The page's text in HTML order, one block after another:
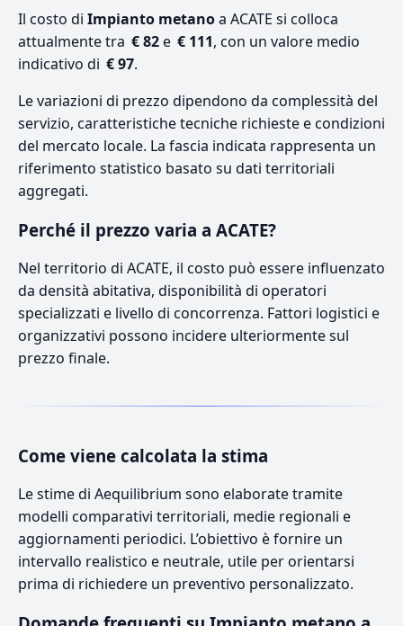
Il costo di Impianto metanoa ACATE si colloca
attualmente tra € 82e € 111, con un valore medio
indicativo di € 97.
Le variazioni di prezzo dipendono da complessità del
servizio, caratteristiche tecniche richieste e condizioni
del mercato locale. La fascia indicata rappresenta un
riferimento statistico basato su dati territoriali
aggregati.
Perché il prezzo varia a ACATE?
Nel territorio di ACATE, il costo può essere influenzato
da densità abitativa, disponibilità di operatori
specializzati e livello di concorrenza. Fattori logistici e
organizzativi possono incidere ulteriormente sul
prezzo finale.
Come viene calcolata la stima
Le stime di Aequilibrium sono elaborate tramite
modelli comparativi territoriali, medie regionali e
aggiornamenti periodici. L’obiettivo è fornire un
intervallo realistico e neutrale, utile per orientarsi
prima di richiedere un preventivo personalizzato.